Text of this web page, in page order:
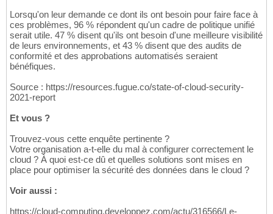
Lorsqu'on leur demande ce dont ils ont besoin pour faire face à
ces problèmes, 96 % répondent qu'un cadre de politique unifié
serait utile. 47 % disent qu'ils ont besoin d'une meilleure visibilité
de leurs environnements, et 43 % disent que des audits de
conformité et des approbations automatisés seraient
bénéfiques.
Source : https://resources.fugue.co/state-of-cloud-security-
2021-report
Et vous ?
Trouvez-vous cette enquête pertinente ?
Votre organisation a-t-elle du mal à configurer correctement le
cloud ? À quoi est-ce dû et quelles solutions sont mises en
place pour optimiser la sécurité des données dans le cloud ?
Voir aussi :
https://cloud-computing.developpez.com/actu/316566/Le-